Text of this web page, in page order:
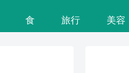
食 旅行 美容